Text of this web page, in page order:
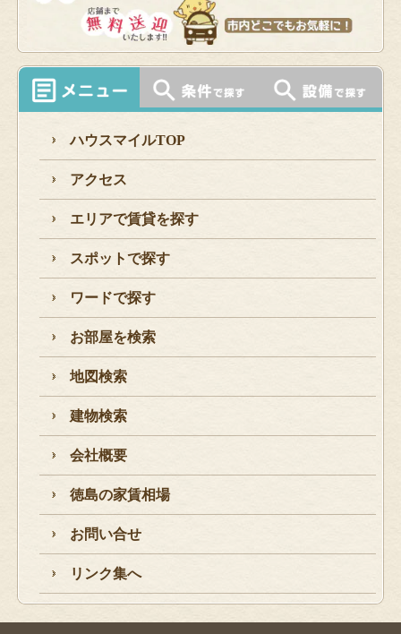
ハウスマイルTOP
アクセス
エリアで賃貸を探す
スポットで探す
ワードで探す
お部屋を検索
地図検索
建物検索
会社概要
徳島の家賃相場
お問い合せ
リンク集へ